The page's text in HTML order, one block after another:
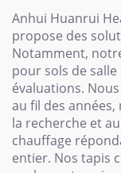
Anhui Huanrui
propose des
Notamment,
pour sols de
évaluations.
au fil des
la recherche et
chauffage
entier. Nos tapis